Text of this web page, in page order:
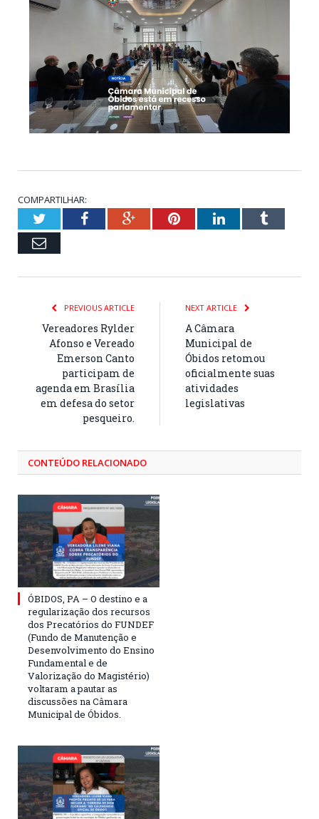
COMPARTILHAR:
TwitterFacebookGoogle+PinterestLinkedInTumblr
Email
PREVIOUS ARTICLE
Vereadores Rylder
Afonso e Vereado
Emerson Canto
participam de
agenda em Brasília
em defesa do setor
pesqueiro.
NEXT ARTICLE
A Câmara
Municipal de
Óbidos retomou
oficialmente suas
atividades
legislativas
CONTEÚDO RELACIONADO
ÓBIDOS, PA – O destino e a
regularização dos recursos
dos Precatórios do FUNDEF
(Fundo de Manutenção e
Desenvolvimento do Ensino
Fundamental e de
Valorização do Magistério)
voltaram a pautar as
discussões na Câmara
Municipal de Óbidos.